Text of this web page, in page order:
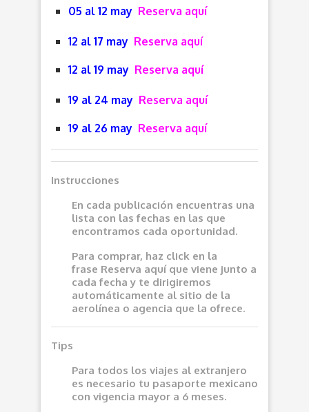
05 al 12 may Reserva aquí
12 al 17 may Reserva aquí
12 al 19 may Reserva aquí
19 al 24 may Reserva aquí
19 al 26 may Reserva aquí
Instrucciones
En cada publicación encuentras una
lista con las fechas en las que
encontramos cada oportunidad.
Para comprar, haz click en la
frase Reserva aquí que viene junto a
cada fecha y te dirigiremos
automáticamente al sitio de la
aerolínea o agencia que la ofrece.
Tips
Para todos los viajes al extranjero
es necesario tu pasaporte mexicano
con vigencia mayor a 6 meses.